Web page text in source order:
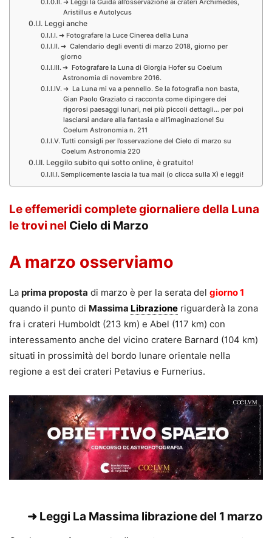
Aristillus e Autolycus
Leggi anche
➜ Fotografare la Luce Cinerea della Luna
➜ Calendario degli eventi di marzo 2018, giorno per
giorno
➜ Fotografare la Luna di Giorgia Hofer su Coelum
Astronomia di novembre 2016.
➜ La Luna mi va a pennello. Se la fotografia non basta,
Gian Paolo Graziato ci racconta come dipingere dei
rigorosi paesaggi lunari, nei più piccoli dettagli… per poi
lasciarsi andare alla fantasia e all’imaginazione! Su
Coelum Astronomia n. 211
Tutti consigli per l’osservazione del Cielo di marzo su
Coelum Astronomia 220
Leggilo subito qui sotto online, è gratuito!
Semplicemente lascia la tua mail (o clicca sulla X) e leggi!
Le effemeridi complete giornaliere della Luna
le trovi nel Cielo di Marzo
A marzo osserviamo
La prima proposta di marzo è per la serata del giorno 1
quando il punto di Massima Librazione riguarderà la zona
fra i crateri Humboldt (213 km) e Abel (117 km) con
interessamento anche del vicino cratere Barnard (104 km)
situati in prossimità del bordo lunare orientale nella
regione a est dei crateri Petavius e Furnerius.
➜ Leggi La Massima librazione del 1 marzo